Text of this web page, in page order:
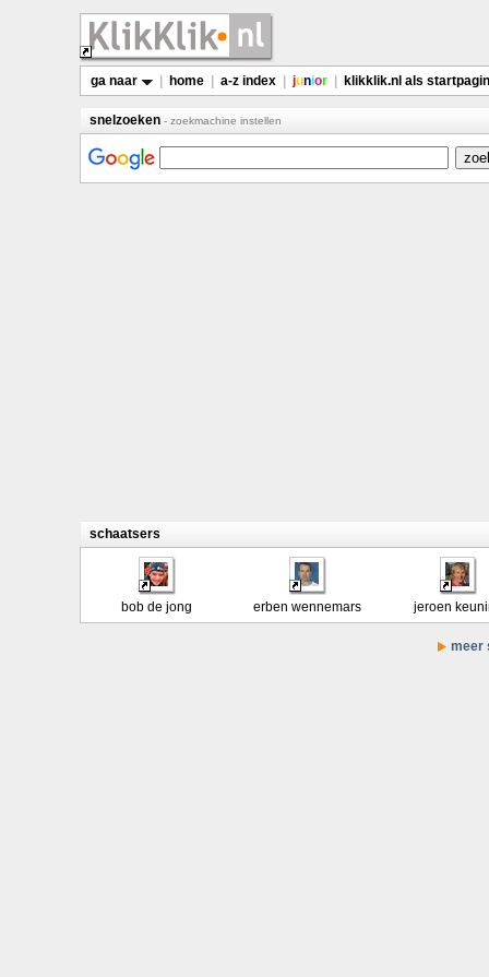
ga naar home a-z index junior klikklik.nl als
snelzoeken - zoekmachine instellen
schaatsers
bob de jong erben wennemars jeroen
meer